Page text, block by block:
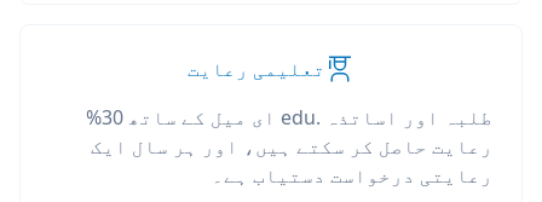
تعلیمی رعایت
طلبہ اور اساتذہ .edu ای میل کے ساتھ 30%
رعایت حاصل کر سکتے ہیں، اور ہر سال ایک
رعایتی درخواست دستیاب ہے۔